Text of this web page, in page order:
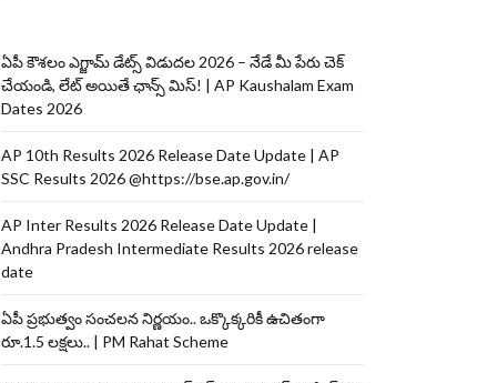
ఏపీ కౌశలం ఎగ్జామ్ డేట్స్ విడుదల 2026 – నేడే మీ పేరు చెక్
చేయండి, లేట్ అయితే ఛాన్స్ మిస్! | AP Kaushalam Exam
Dates 2026
AP 10th Results 2026 Release Date Update | AP
SSC Results 2026 @https://bse.ap.gov.in/
AP Inter Results 2026 Release Date Update |
Andhra Pradesh Intermediate Results 2026 release
date
ఏపీ ప్రభుత్వం సంచలన నిర్ణయం.. ఒక్కొక్కరికీ ఉచితంగా
రూ.1.5 లక్షలు.. | PM Rahat Scheme